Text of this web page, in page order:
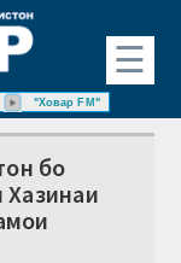
☰
"Ховар FM"
бо